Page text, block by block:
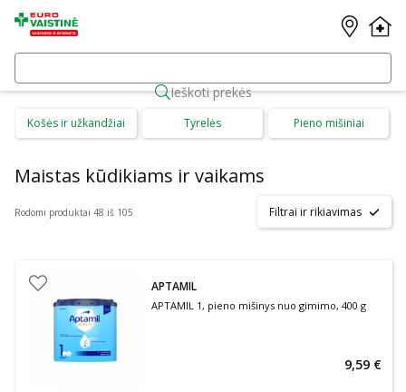
Ieškoti prekės
Košės ir užkandžiai Tyrelės Pieno mišiniai
Maistas kūdikiams ir vaikams
Rodomi produktai 48 iš 105 Filtrai ir rikiavimas
APTAMIL
APTAMIL 1, pieno mišinys nuo gimimo, 400 g
9,59 €